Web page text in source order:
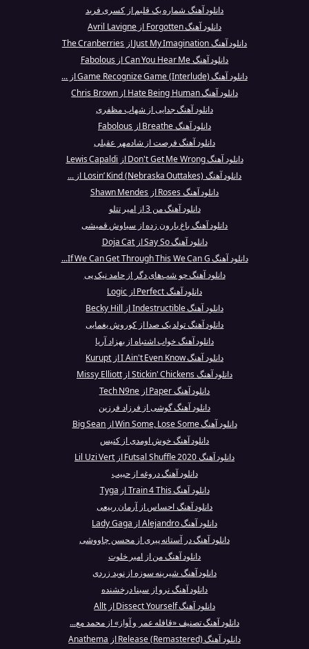
دانلود آهنگ شماره یک قلبم از کسری فربد
دانلود آهنگ Forgotten از Avril Lavigne
دانلود آهنگ Just My Imagination از The Cranberries
دانلود آهنگ Can You Hear Me از Fabolous
دانلود آهنگ Game Recognize Game (Interlude) از ...
دانلود آهنگ Hate Being Human از Chris Brown
دانلود آهنگ جدایی از شهاب مظفری
دانلود آهنگ Breathe از Fabolous
دانلود آهنگ فرصت از شادمهر عقیلی
دانلود آهنگ Don't Get Me Wrong از Lewis Capaldi
دانلود آهنگ Losin’ Kind (Nebraska Outtakes) از ...
دانلود آهنگ Roses از Shawn Mendes
دانلود آهنگ من 3 از امیر تتلو
دانلود آهنگ باغ بارون زده از سیاوش قمیشی
دانلود آهنگ Say So از Doja Cat
دانلود آهنگ If We Can Get Through This We Can G...
دانلود آهنگ چو شب‌های دگر از حامد نیک پی
دانلود آهنگ Perfect از Logic
دانلود آهنگ Indestructible از Becky Hill
دانلود آهنگ تولد یک صدا از کوروش یغمایی
دانلود آهنگ خواب اشتباه از بهزاد آریا
دانلود آهنگ I Ain't Even Know از Kurupt
دانلود آهنگ Stickin' Chickens از Missy Elliott
دانلود آهنگ Paper از Tech N9ne
دانلود آهنگ گوشی از فرزاد فرزین
دانلود آهنگ Win Some, Lose Some از Big Sean
دانلود آهنگ خوش اومدی از کنیس
دانلود آهنگ Futsal Shuffle 2020 از Lil Uzi Vert
دانلود آهنگ دروغه از حبیب
دانلود آهنگ Train 4 This از Tyga
دانلود آهنگ احساس از آرمان ربیعی
دانلود آهنگ Alejandro از Lady Gaga
دانلود آهنگ در آستانه پیری از محسن چاووشی
دانلود آهنگ من از امیر خلوت
دانلود آهنگ شیرینه سوزه از نوید زردی
دانلود آهنگ نرو از سینا درخشنده
دانلود آهنگ Dissect Yourself از Allt
دانلود آهنگ تصنیف «قافله عمر و آواز» از محمد مع...
دانلود آهنگ Release (Remastered) از Anathema